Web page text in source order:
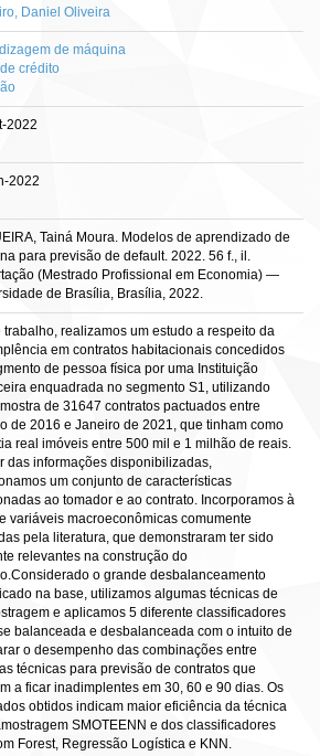
Daniel Oliveira
de máquina
crédito
2022
2022
Tainá Moura. Modelos de aprendizado de
para previsão de default. 2022. 56 f., il.
(Mestrado Profissional em Economia) —
de Brasília, Brasília, 2022.
trabalho, realizamos um estudo a respeito da
em contratos habitacionais concedidos
de pessoa física por uma Instituição
enquadrada no segmento S1, utilizando
de 31647 contratos pactuados entre
de 2016 e Janeiro de 2021, que tinham como
real imóveis entre 500 mil e 1 milhão de reais.
das informações disponibilizadas,
um conjunto de características
ao tomador e ao contrato. Incorporamos à
variáveis macroeconômicas comumente
pela literatura, que demonstraram ter sido
relevantes na construção do
o grande desbalanceamento
na base, utilizamos algumas técnicas de
e aplicamos 5 diferente classificadores
balanceada e desbalanceada com o intuito de
o desempenho das combinações entre
técnicas para previsão de contratos que
a ficar inadimplentes em 30, 60 e 90 dias. Os
obtidos indicam maior eficiência da técnica
SMOTEENN e dos classificadores
Forest, Regressão Logística e KNN.